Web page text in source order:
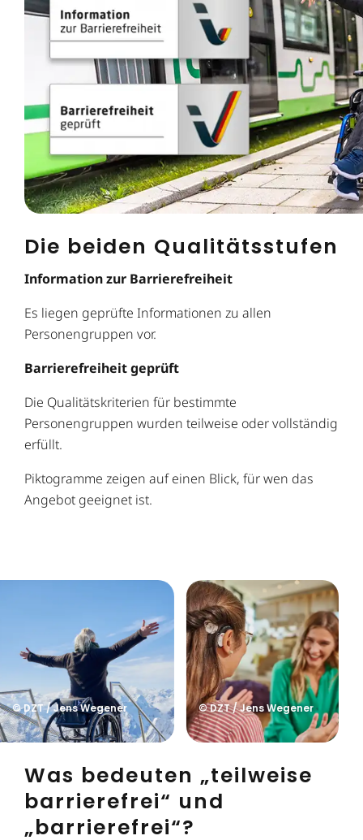
Die beiden Qualitätsstufen
Information zur Barrierefreiheit
Es liegen geprüfte Informationen zu allen
Personengruppen vor.
Barrierefreiheit geprüft
Die Qualitätskriterien für bestimmte
Personengruppen wurden teilweise oder vollständig
erfüllt.
Piktogramme zeigen auf einen Blick, für wen das
Angebot geeignet ist.
© DZT / Jens Wegener © DZT / Jens Wegener
Was bedeuten „teilweise
barrierefrei“ und
„barrierefrei“?